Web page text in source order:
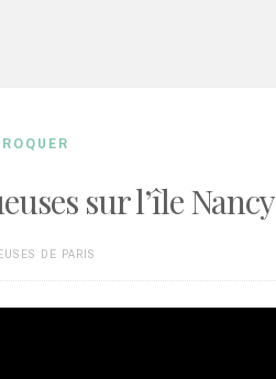
sur l’île
DE PARIS